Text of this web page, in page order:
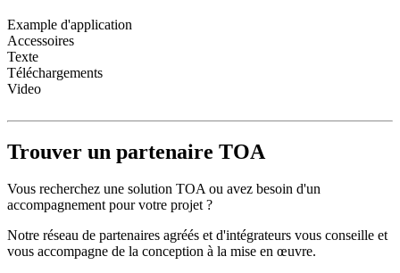
Example d'application
Accessoires
Texte
Téléchargements
Video
Trouver un partenaire TOA
Vous recherchez une solution TOA ou avez besoin d'un
accompagnement pour votre projet ?
Notre réseau de partenaires agréés et d'intégrateurs vous conseille et
vous accompagne de la conception à la mise en œuvre.